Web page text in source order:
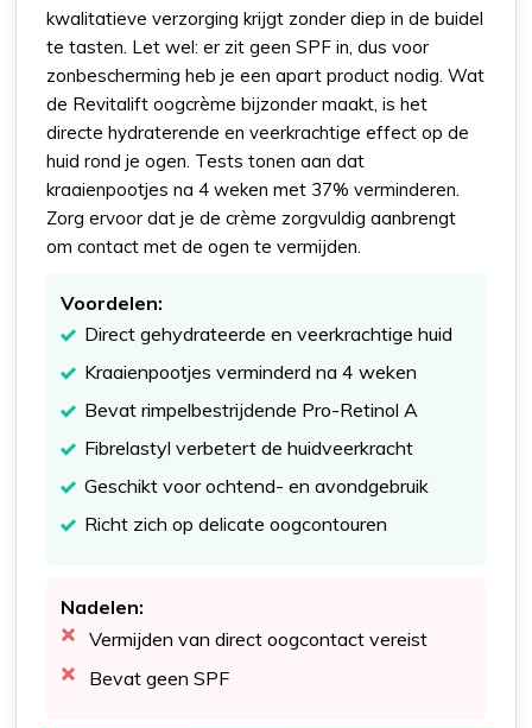
kwalitatieve verzorging krijgt zonder diep in de buidel
te tasten. Let wel: er zit geen SPF in, dus voor
zonbescherming heb je een apart product nodig. Wat
de Revitalift oogcrème bijzonder maakt, is het
directe hydraterende en veerkrachtige effect op de
huid rond je ogen. Tests tonen aan dat
kraaienpootjes na 4 weken met 37% verminderen.
Zorg ervoor dat je de crème zorgvuldig aanbrengt
om contact met de ogen te vermijden.
Voordelen:
Direct gehydrateerde en veerkrachtige huid
Kraaienpootjes verminderd na 4 weken
Bevat rimpelbestrijdende Pro-Retinol A
Fibrelastyl verbetert de huidveerkracht
Geschikt voor ochtend- en avondgebruik
Richt zich op delicate oogcontouren
Nadelen:
Vermijden van direct oogcontact vereist
Bevat geen SPF